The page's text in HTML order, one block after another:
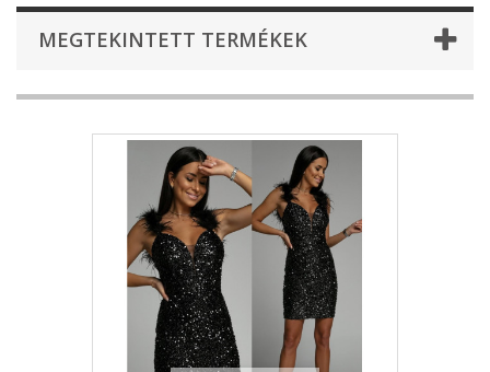
MEGTEKINTETT TERMÉKEK